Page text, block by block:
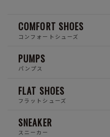
COMFORT SHOES
コンフォートシューズ
PUMPS
パンプス
FLAT SHOES
フラットシューズ
SNEAKER
スニーカー